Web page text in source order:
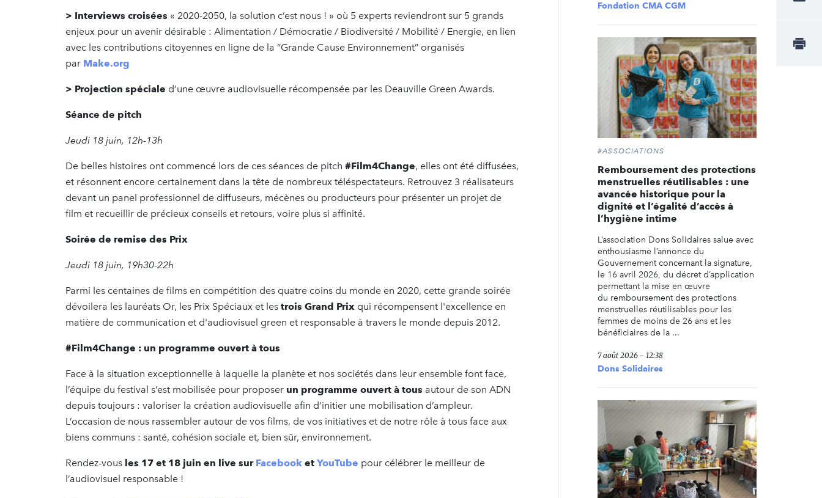
> Interviews croisées « 2020-2050, la solution c’est nous ! » où 5 experts reviendront sur 5 grands
enjeux pour un avenir désirable : Alimentation / Démocratie / Biodiversité / Mobilité / Energie, en lien
avec les contributions citoyennes en ligne de la “Grande Cause Environnement” organisés
par Make.org
> Projection spéciale d’une œuvre audiovisuelle récompensée par les Deauville Green Awards.
Séance de pitch
Jeudi 18 juin, 12h-13h
De belles histoires ont commencé lors de ces séances de pitch #Film4Change, elles ont été diffusées,
et résonnent encore certainement dans la tête de nombreux téléspectateurs. Retrouvez 3 réalisateurs
devant un panel professionnel de diffuseurs, mécènes ou producteurs pour présenter un projet de
film et recueillir de précieux conseils et retours, voire plus si affinité.
Soirée de remise des Prix
Jeudi 18 juin, 19h30-22h
Parmi les centaines de films en compétition des quatre coins du monde en 2020, cette grande soirée
dévoilera les lauréats Or, les Prix Spéciaux et les trois Grand Prix qui récompensent l'excellence en
matière de communication et d'audiovisuel green et responsable à travers le monde depuis 2012.
#Film4Change : un programme ouvert à tous
Face à la situation exceptionnelle à laquelle la planète et nos sociétés dans leur ensemble font face,
l’équipe du festival s’est mobilisée pour proposer un programme ouvert à tous autour de son ADN
depuis toujours : valoriser la création audiovisuelle afin d’initier une mobilisation d’ampleur.
L’occasion de nous rassembler autour de vos films, de vos initiatives et de notre rôle à tous face aux
biens communs : santé, cohésion sociale et, bien sûr, environnement.
Rendez-vous les 17 et 18 juin en live sur Facebook et YouTube pour célébrer le meilleur de
l’audiovisuel responsable !
Fondation CMA CGM
#ASSOCIATIONS
Remboursement des protections
menstruelles réutilisables : une
avancée historique pour la
dignité et l’égalité d’accès à
l’hygiène intime
L’association Dons Solidaires salue avec
enthousiasme l’annonce du
Gouvernement concernant la signature,
le 16 avril 2026, du décret d’application
permettant la mise en œuvre
du remboursement des protections
menstruelles réutilisables pour les
femmes de moins de 26 ans et les
bénéficiaires de la ...
7 août 2026 - 12:38
Dons Solidaires